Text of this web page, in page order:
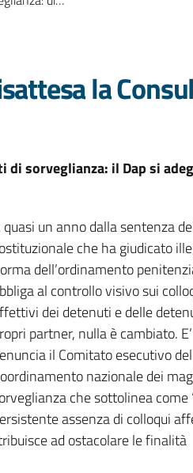
la
sorveglianza: il Dap si
quasi un anno dalla sentenza
che ha giudicato
dell’ordinamento
al controllo visivo sui
dei detenuti e delle
partner, nulla è cambiato.
il Comitato esecutivo del
nazionale dei
che sottolinea come
assenza di colloqui
ad ostacolare le finalità